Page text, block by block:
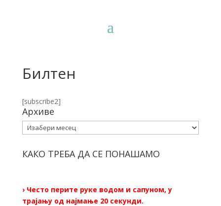
Билтен
[subscribe2]
Архиве
Архиве
КАКО ТРЕБА ДА СЕ ПОНАШАМО
› Често перите руке водом и сапуном, у
трајању од најмање 20 секунди.